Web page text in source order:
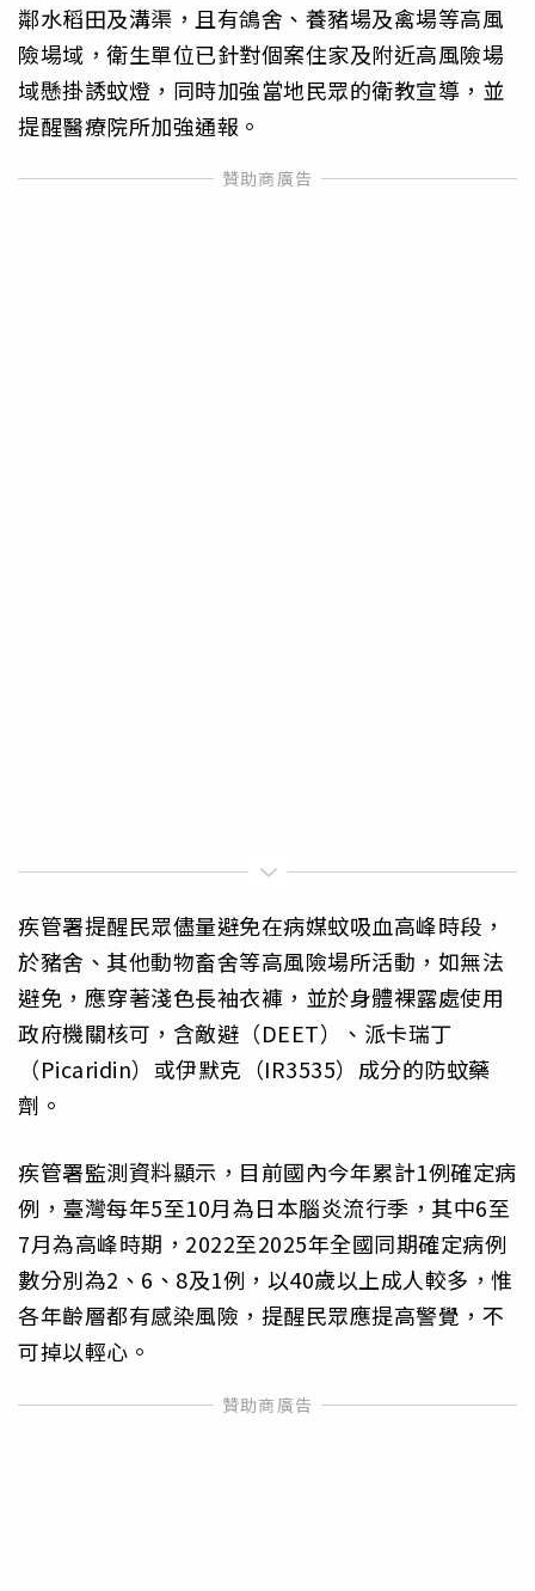
鄰水稻田及溝渠，且有鴿舍、養豬場及禽場等高風
險場域，衛生單位已針對個案住家及附近高風險場
域懸掛誘蚊燈，同時加強當地民眾的衛教宣導，並
提醒醫療院所加強通報。
疾管署提醒民眾儘量避免在病媒蚊吸血高峰時段，
於豬舍、其他動物畜舍等高風險場所活動，如無法
避免，應穿著淺色長袖衣褲，並於身體裸露處使用
政府機關核可，含敵避（DEET）、派卡瑞丁
（Picaridin）或伊默克（IR3535）成分的防蚊藥
劑。
疾管署監測資料顯示，目前國內今年累計1例確定病
例，臺灣每年5至10月為日本腦炎流行季，其中6至
7月為高峰時期，2022至2025年全國同期確定病例
數分別為2、6、8及1例，以40歲以上成人較多，惟
各年齡層都有感染風險，提醒民眾應提高警覺，不
可掉以輕心。